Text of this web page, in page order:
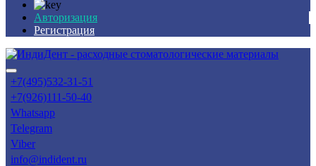
Авторизация
Регистрация
+7(495)532-31-51
+7(926)111-50-40
Whatsapp
Telegram
Viber
info@indident.ru